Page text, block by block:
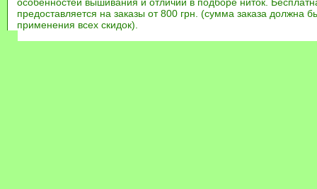
предоставляется на заказы от 800 грн. (сумма заказа должна
применения всех скидок).